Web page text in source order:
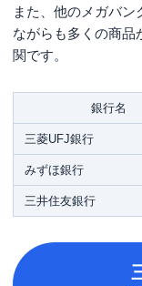
また、他のメガバ
ながらも多くの商品
関です。
銀行名
三菱UFJ銀行
みずほ銀行
三井住友銀行